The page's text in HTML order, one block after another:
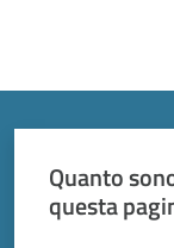
Quanto
questa